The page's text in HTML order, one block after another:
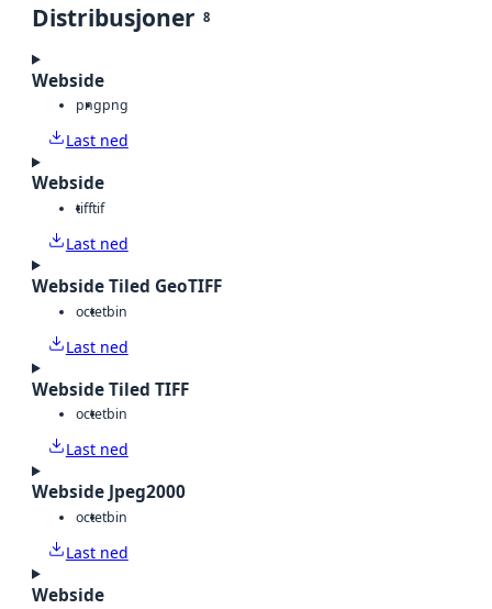
Distribusjoner 8
Webside
pngpng
Last ned
Webside
tifftif
Last ned
Webside Tiled GeoTIFF
octetbin
Last ned
Webside Tiled TIFF
octetbin
Last ned
Webside Jpeg2000
octetbin
Last ned
Webside